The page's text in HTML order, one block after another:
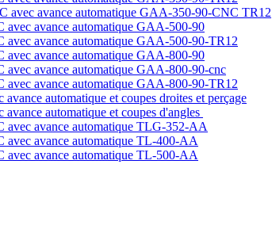
avec avance automatique GAA-350-90-CNC TR12
avec avance automatique GAA-500-90
avec avance automatique GAA-500-90-TR12
avec avance automatique GAA-800-90
avec avance automatique GAA-800-90-cnc
avec avance automatique GAA-800-90-TR12
automatique et coupes droites et perçage
automatique et coupes d'angles
avec avance automatique TLG-352-AA
avec avance automatique TL-400-AA
avec avance automatique TL-500-AA